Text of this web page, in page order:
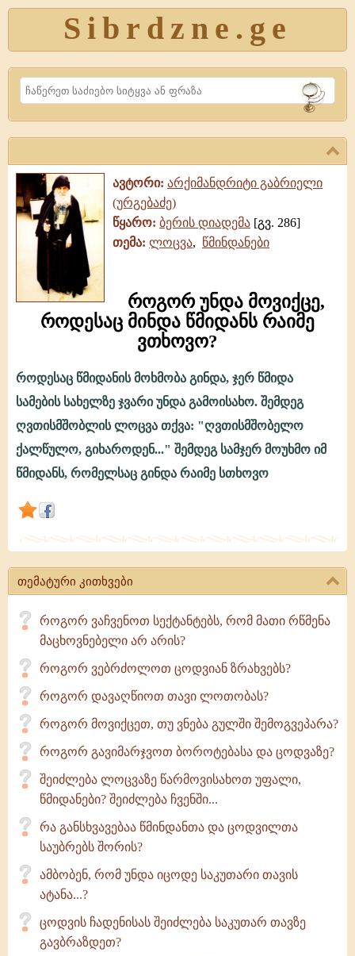
Sibrdzne.ge
Search
ავტორი: არქიმანდრიტი გაბრიელი
(ურგებაძე)
წყარო: ბერის დიადემა [გვ. 286]
თემა: ლოცვა, წმინდანები
როგორ უნდა მოვიქცე,
როდესაც მინდა წმიდანს რაიმე
ვთხოვო?
მოვიქცე,
როდესაც
წმიდანს
რაიმე
ვთხოვო?
როდესაც წმიდანის მოხმობა გინდა, ჯერ წმიდა
სამების სახელზე ჯვარი უნდა გამოისახო. შემდეგ
ღვთისმშობლის ლოცვა თქვა: "ღვთისმშობელო
ქალწულო, გიხაროდენ..." შემდეგ სამჯერ მოუხმო იმ
წმიდანს, რომელსაც გინდა რაიმე სთხოვო
თემატური კითხვები
როგორ ვაჩვენოთ სექტანტებს, რომ მათი რწმენა
მაცხოვნებელი არ არის?
როგორ ვებრძოლოთ ცოდვიან ზრახვებს?
როგორ დავაღწიოთ თავი ლოთობას?
როგორ მოვიქცეთ, თუ ვნება გულში შემოგვეპარა?
როგორ გავიმარჯვოთ ბოროტებასა და ცოდვაზე?
შეიძლება ლოცვაზე წარმოვისახოთ უფალი,
წმიდანები? შეიძლება ჩვენში...
რა განსხვავებაა წმინდანთა და ცოდვილთა
საუბრებს შორის?
ამბობენ, რომ უნდა იცოდე საკუთარი თავის
ატანა...?
ცოდვის ჩადენისას შეიძლება საკუთარ თავზე
გავბრაზდეთ?